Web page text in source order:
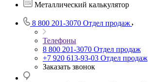
Металлический калькулятор
8 800 201-3070 Отдел продаж
Телефоны
8 800 201-3070 Отдел продаж
+7 920 613-93-03 Отдел продаж
Заказать звонок